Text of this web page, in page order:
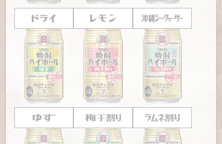
る東京・国分寺の角打ち
【大阪「伏見屋商店」】「昼夜週6通う」強者も！ 安心し
て飲めると評判の大阪・守口の角打ち
【大阪「ビンゴヤ」】 大阪梅田駅そばの大箱角打ち！活
気と元気で店主がおもてなし
【東京「岩田屋商店」】東向島の優しい酒屋店主が作っ
た角打ち空間でホッとする一杯
【東京「酒井屋」】家族で手作りした角打ち空間、浅草の
老舗酒屋で実家のように寛ぐ
【東京「むらまつ酒商類」】神社の隣でいい“気“が流れ
守り抜いた雰囲気と味
【茅場町「ニューカヤバ」】気っ風のいい女将と、その娘
が50年かけ、築いて守った「男たちのオアシス」
【浅草橋「酒寮むつみ屋」】この道50年、人好きの店主
が仕込む「あじフライ」「さくらさし」を味わう
【新宿「ぼるが」】
豚モツ炭火焼きと「焼酎ハイボール」
で“昭和の記憶”を味わう
【神田「みますや」】ぞうり履きの時代から東京を見つめ
続けた、日本最古の居酒屋
【阿佐ケ谷「焼鳥割烹 川名」】
昭和46年から店に立つ
いろんな料理を楽しもう
下町の大衆酒場は、料理の種類が豊富なことも特徴で
す。なかには300種類くらいのメニューがあるところも。
また、同じ煮込みでもお店によって味わいが全然違いま
す。比べてみるのも楽しいものです。チーズ1つとってもお
店によって出し方が全然違うので「お店に行くと必ずチ
ーズを頼む」という人もいるくらいです。
閉じる